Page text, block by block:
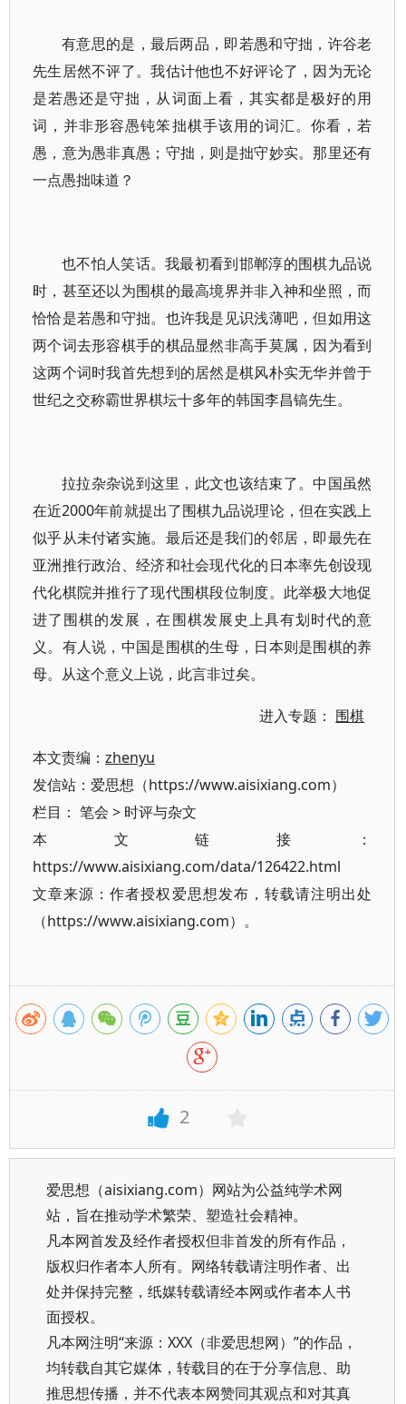
有意思的是，最后两品，即若愚和守拙，许谷老
先生居然不评了。我估计他也不好评论了，因为无论
是若愚还是守拙，从词面上看，其实都是极好的用
词，并非形容愚钝笨拙棋手该用的词汇。你看，若
愚，意为愚非真愚；守拙，则是拙守妙实。那里还有
一点愚拙味道？
也不怕人笑话。我最初看到邯郸淳的围棋九品说
时，甚至还以为围棋的最高境界并非入神和坐照，而
恰恰是若愚和守拙。也许我是见识浅薄吧，但如用这
两个词去形容棋手的棋品显然非高手莫属，因为看到
这两个词时我首先想到的居然是棋风朴实无华并曾于
世纪之交称霸世界棋坛十多年的韩国李昌镐先生。
拉拉杂杂说到这里，此文也该结束了。中国虽然
在近2000年前就提出了围棋九品说理论，但在实践上
似乎从未付诸实施。最后还是我们的邻居，即最先在
亚洲推行政治、经济和社会现代化的日本率先创设现
代化棋院并推行了现代围棋段位制度。此举极大地促
进了围棋的发展，在围棋发展史上具有划时代的意
义。有人说，中国是围棋的生母，日本则是围棋的养
母。从这个意义上说，此言非过矣。
进入专题： 围棋
本文责编： zhenyu
发信站：爱思想（https://www.aisixiang.com）
栏目： 笔会 > 时评与杂文
本文链接：
https://www.aisixiang.com/data/126422.html
文章来源：作者授权爱思想发布，转载请注明出处
（https://www.aisixiang.com）。
2
爱思想（aisixiang.com）网站为公益纯学术网
站，旨在推动学术繁荣、塑造社会精神。
凡本网首发及经作者授权但非首发的所有作品，
版权归作者本人所有。网络转载请注明作者、出
处并保持完整，纸媒转载请经本网或作者本人书
面授权。
凡本网注明“来源：XXX（非爱思想网）”的作品，
均转载自其它媒体，转载目的在于分享信息、助
推思想传播，并不代表本网赞同其观点和对其真